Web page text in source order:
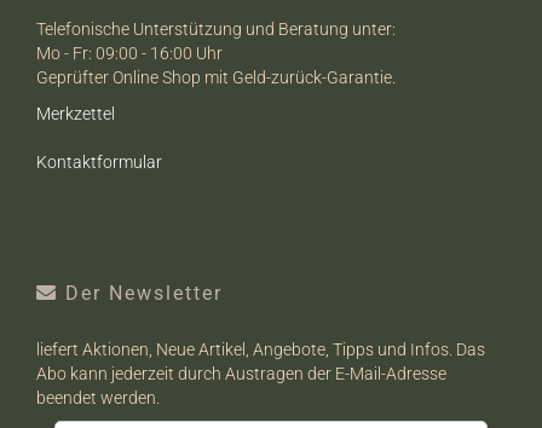
Telefonische Unterstützung und Beratung unter:
Mo - Fr: 09:00 - 16:00 Uhr
Geprüfter Online Shop mit Geld-zurück-Garantie.
Merkzettel
Kontaktformular
Der Newsletter
liefert Aktionen, Neue Artikel, Angebote, Tipps und Infos. Das
Abo kann jederzeit durch Austragen der E-Mail-Adresse
beendet werden.